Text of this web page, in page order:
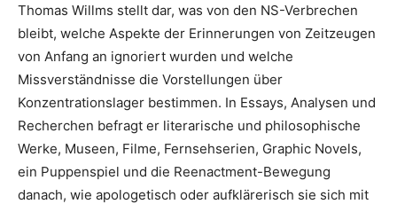
Thomas Willms stellt dar, was von den NS-Verbrechen
bleibt, welche Aspekte der Erinnerungen von Zeitzeugen
von Anfang an ignoriert wurden und welche
Missverständnisse die Vorstellungen über
Konzentrationslager bestimmen. In Essays, Analysen und
Recherchen befragt er literarische und philosophische
Werke, Museen, Filme, Fernsehserien, Graphic Novels,
ein Puppenspiel und die Reenactment-­Bewegung
danach, wie apologetisch oder aufklärerisch sie sich mit